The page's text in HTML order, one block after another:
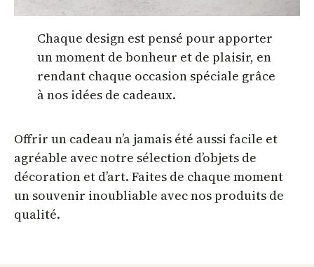
Chaque design est pensé pour apporter
un moment de bonheur et de plaisir, en
rendant chaque occasion spéciale grâce
à nos idées de cadeaux.
Offrir un cadeau n’a jamais été aussi facile et
agréable avec notre sélection d’objets de
décoration et d’art. Faites de chaque moment
un souvenir inoubliable avec nos produits de
qualité.